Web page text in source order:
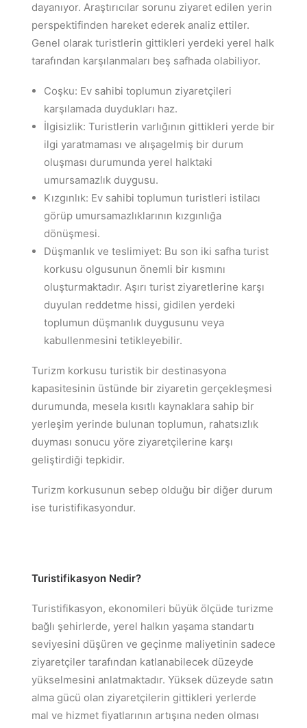
dayanıyor. Araştırıcılar sorunu ziyaret edilen yerin
perspektifinden hareket ederek analiz ettiler.
Genel olarak turistlerin gittikleri yerdeki yerel halk
tarafından karşılanmaları beş safhada olabiliyor.
Coşku: Ev sahibi toplumun ziyaretçileri
karşılamada duydukları haz.
İlgisizlik: Turistlerin varlığının gittikleri yerde bir
ilgi yaratmaması ve alışagelmiş bir durum
oluşması durumunda yerel halktaki
umursamazlık duygusu.
Kızgınlık: Ev sahibi toplumun turistleri istilacı
görüp umursamazlıklarının kızgınlığa
dönüşmesi.
Düşmanlık ve teslimiyet: Bu son iki safha turist
korkusu olgusunun önemli bir kısmını
oluşturmaktadır. Aşırı turist ziyaretlerine karşı
duyulan reddetme hissi, gidilen yerdeki
toplumun düşmanlık duygusunu veya
kabullenmesini tetikleyebilir.
Turizm korkusu turistik bir destinasyona
kapasitesinin üstünde bir ziyaretin gerçekleşmesi
durumunda, mesela kısıtlı kaynaklara sahip bir
yerleşim yerinde bulunan toplumun, rahatsızlık
duyması sonucu yöre ziyaretçilerine karşı
geliştirdiği tepkidir.
Turizm korkusunun sebep olduğu bir diğer durum
ise turistifikasyondur.
Turistifikasyon Nedir?
Turistifikasyon, ekonomileri büyük ölçüde turizme
bağlı şehirlerde, yerel halkın yaşama standartı
seviyesini düşüren ve geçinme maliyetinin sadece
ziyaretçiler tarafından katlanabilecek düzeyde
yükselmesini anlatmaktadır. Yüksek düzeyde satın
alma gücü olan ziyaretçilerin gittikleri yerlerde
mal ve hizmet fiyatlarının artışına neden olması